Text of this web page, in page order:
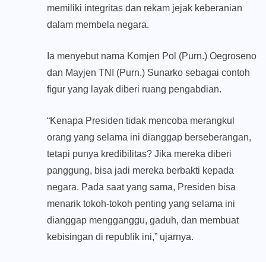
memiliki integritas dan rekam jejak keberanian
dalam membela negara.
Ia menyebut nama Komjen Pol (Purn.) Oegroseno
dan Mayjen TNI (Purn.) Sunarko sebagai contoh
figur yang layak diberi ruang pengabdian.
“Kenapa Presiden tidak mencoba merangkul
orang yang selama ini dianggap berseberangan,
tetapi punya kredibilitas? Jika mereka diberi
panggung, bisa jadi mereka berbakti kepada
negara. Pada saat yang sama, Presiden bisa
menarik tokoh-tokoh penting yang selama ini
dianggap mengganggu, gaduh, dan membuat
kebisingan di republik ini,” ujarnya.